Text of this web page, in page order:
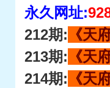
永久网址:
212期: 《天
213期: 《天
214期: 《天